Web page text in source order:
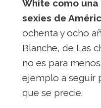
White como
sexies de
ochenta y ocho
Blanche, de Las
no es para
ejemplo a seguir
que se precie.